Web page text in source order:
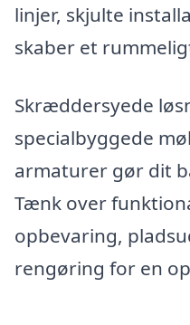
linjer, skjulte
skaber et
Skræddersyede
specialbyggede
armaturer gør dit
Tænk over
opbevaring,
rengøring for en